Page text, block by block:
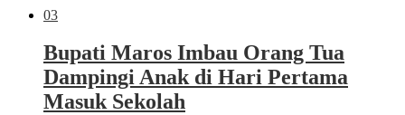
03
Bupati Maros Imbau Orang Tua
Dampingi Anak di Hari Pertama
Masuk Sekolah